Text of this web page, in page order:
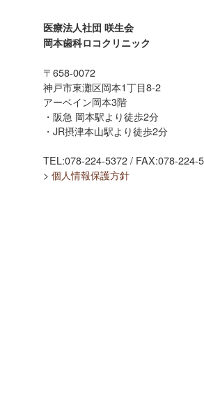
医療法人社団 咲生会
岡本歯科ロコクリニック
〒658-0072
神戸市東灘区岡本1丁目8-2
アーベイン岡本3階
・阪急 岡本駅より徒歩2分
・JR摂津本山駅より徒歩2分
TEL:078-224-5372 / FAX:078-224-
> 個人情報保護方針